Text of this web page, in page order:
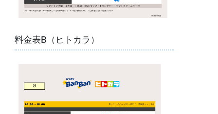
料金表B（ヒトカラ）